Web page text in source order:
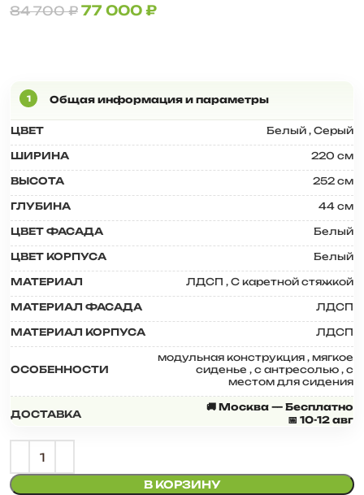
84 700₽ 77 000₽
ЦВЕТ Белый , Серый
ШИРИНА 220 см
ВЫСОТА 252 см
ГЛУБИНА 44 см
ЦВЕТ ФАСАДА Белый
ЦВЕТ КОРПУСА Белый
МАТЕРИАЛ ЛДСП , С каретной стяжкой
МАТЕРИАЛ ФАСАДА ЛДСП
МАТЕРИАЛ КОРПУСА ЛДСП
ОСОБЕННОСТИ
модульная конструкция , мягкое
сиденье , с антресолью , с
местом для сидения
ДОСТАВКА
🚚 Москва — Бесплатно
📅 10-12 авг
В КОРЗИНУ